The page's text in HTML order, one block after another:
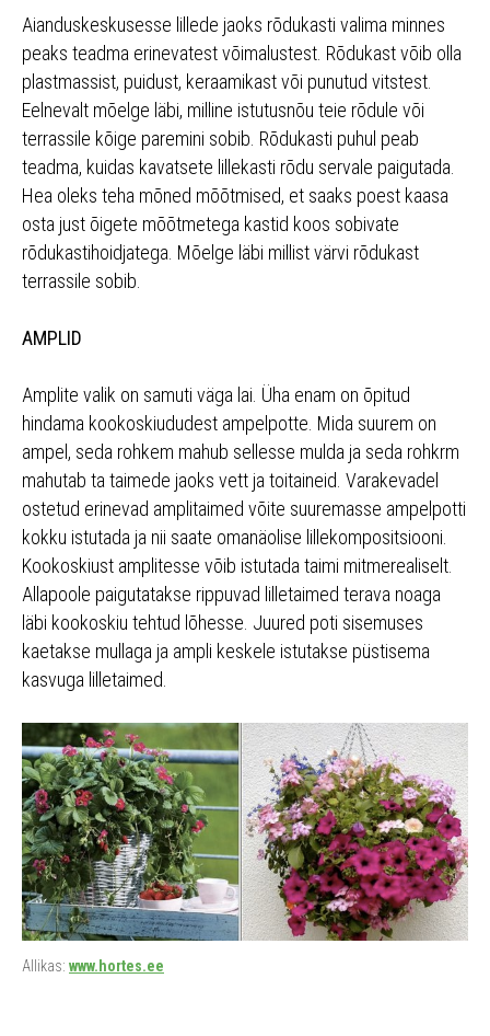
Aianduskeskusesse lillede jaoks rõdukasti valima minnes
peaks teadma erinevatest võimalustest. Rõdukast võib olla
plastmassist, puidust, keraamikast või punutud vitstest.
Eelnevalt mõelge läbi, milline istutusnõu teie rõdule või
terrassile kõige paremini sobib. Rõdukasti puhul peab
teadma, kuidas kavatsete lillekasti rõdu servale paigutada.
Hea oleks teha mõned mõõtmised, et saaks poest kaasa
osta just õigete mõõtmetega kastid koos sobivate
rõdukastihoidjatega. Mõelge läbi millist värvi rõdukast
terrassile sobib.
AMPLID
Amplite valik on samuti väga lai. Üha enam on õpitud
hindama kookoskiududest ampelpotte. Mida suurem on
ampel, seda rohkem mahub sellesse mulda ja seda rohkrm
mahutab ta taimede jaoks vett ja toitaineid. Varakevadel
ostetud erinevad amplitaimed võite suuremasse ampelpotti
kokku istutada ja nii saate omanäolise lillekompositsiooni.
Kookoskiust amplitesse võib istutada taimi mitmerealiselt.
Allapoole paigutatakse rippuvad lilletaimed terava noaga
läbi kookoskiu tehtud lõhesse. Juured poti sisemuses
kaetakse mullaga ja ampli keskele istutakse püstisema
kasvuga lilletaimed.
Allikas: www.hortes.ee